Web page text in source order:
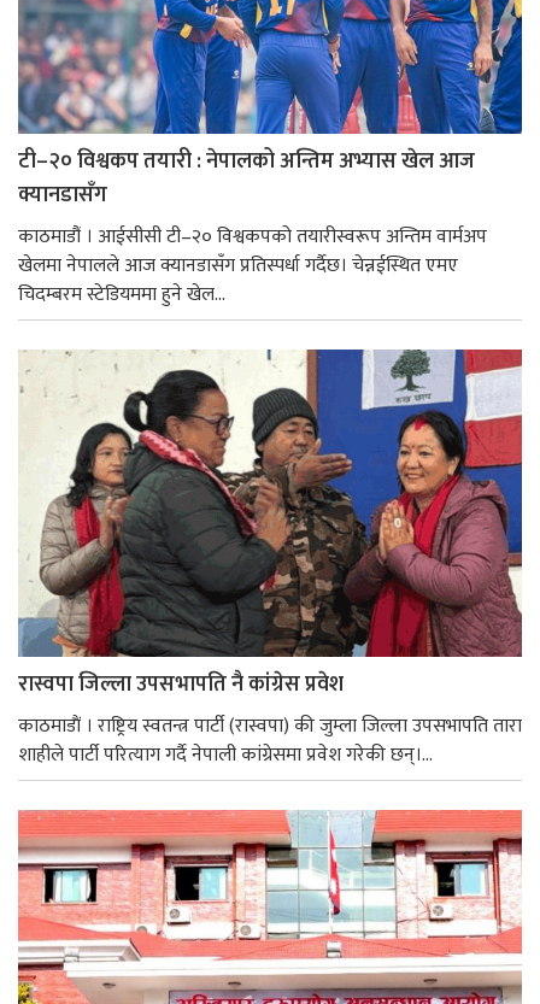
टी–२० विश्वकप तयारी : नेपालको अन्तिम अभ्यास खेल आज
क्यानडासँग
काठमाडौं । आईसीसी टी–२० विश्वकपको तयारीस्वरूप अन्तिम वार्मअप
खेलमा नेपालले आज क्यानडासँग प्रतिस्पर्धा गर्दैछ। चेन्नईस्थित एमए
चिदम्बरम स्टेडियममा हुने खेल...
रास्वपा जिल्ला उपसभापति नै कांग्रेस प्रवेश
काठमाडाैं । राष्ट्रिय स्वतन्त्र पार्टी (रास्वपा) की जुम्ला जिल्ला उपसभापति तारा
शाहीले पार्टी परित्याग गर्दै नेपाली कांग्रेसमा प्रवेश गरेकी छन्।...